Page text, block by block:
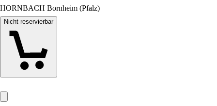
HORNBACH Bornheim (Pfalz)
Nicht reservierbar